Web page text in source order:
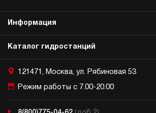
Каталог гидростанций
Информация
121471, Москва, ул. Рябиновая 53
Режим работы с 7.00-20.00